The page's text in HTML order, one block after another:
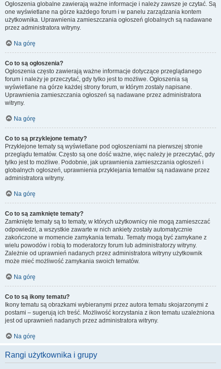
Ogłoszenia globalne zawierają ważne informacje i należy zawsze je czytać. Są
one wyświetlane na górze każdego forum i w panelu zarządzania kontem
użytkownika. Uprawnienia zamieszczania ogłoszeń globalnych są nadawane
przez administratora witryny.
Na górę
Co to są ogłoszenia?
Ogłoszenia często zawierają ważne informacje dotyczące przeglądanego
forum i należy je przeczytać, gdy tylko jest to możliwe. Ogłoszenia są
wyświetlane na górze każdej strony forum, w którym zostały napisane.
Uprawnienia zamieszczania ogłoszeń są nadawane przez administratora
witryny.
Na górę
Co to są przyklejone tematy?
Przyklejone tematy są wyświetlane pod ogłoszeniami na pierwszej stronie
przeglądu tematów. Często są one dość ważne, więc należy je przeczytać, gdy
tylko jest to możliwe. Podobnie, jak uprawnienia zamieszczania ogłoszeń i
globalnych ogłoszeń, uprawnienia przyklejania tematów są nadawane przez
administratora witryny.
Na górę
Co to są zamknięte tematy?
Zamknięte tematy są to tematy, w których użytkownicy nie mogą zamieszczać
odpowiedzi, a wszystkie zawarte w nich ankiety zostały automatycznie
zakończone w momencie zamykania tematu. Tematy mogą być zamykane z
wielu powodów i robią to moderatorzy forum lub administratorzy witryny.
Zależnie od uprawnień nadanych przez administratora witryny użytkownik
może mieć możliwość zamykania swoich tematów.
Na górę
Co to są ikony tematu?
Ikony tematu są obrazkami wybieranymi przez autora tematu skojarzonymi z
postami – sugerują ich treść. Możliwość korzystania z ikon tematu uzależniona
jest od uprawnień nadanych przez administratora witryny.
Na górę
Rangi użytkownika i grupy